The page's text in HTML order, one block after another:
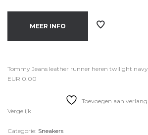
MEER INFO
Tommy Jeans leather runner heren twilight
EUR 0.00
Toevoegen aan
Vergelijk
Categorie: Sneakers